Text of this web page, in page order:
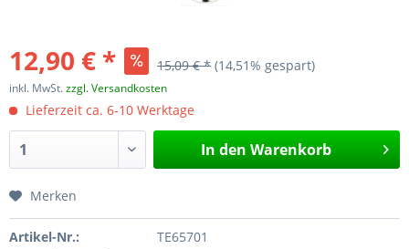
12,90 € * 15,09 € * (14,51% gespart)
inkl. MwSt.zzgl. Versandkosten
Lieferzeit ca. 6-10 Werktage
In den Warenkorb
Merken
Artikel-Nr.:
TE65701